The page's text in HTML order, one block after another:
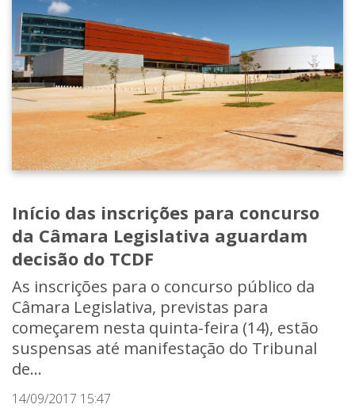
Início das inscrições para concurso
da Câmara Legislativa aguardam
decisão do TCDF
As inscrições para o concurso público da
Câmara Legislativa, previstas para
começarem nesta quinta-feira (14), estão
suspensas até manifestação do Tribunal
de...
14/09/2017 15:47